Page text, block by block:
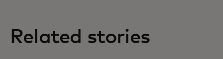
Related stories